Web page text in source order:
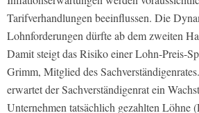
Tarifverhandlungen beeinflussen. Die
Lohnforderungen dürfte ab dem zweiten
Damit steigt das Risiko einer Lohn-Preis-
Grimm, Mitglied des
erwartet der Sachverständigenrat ein
Unternehmen tatsächlich gezahlten Löhne